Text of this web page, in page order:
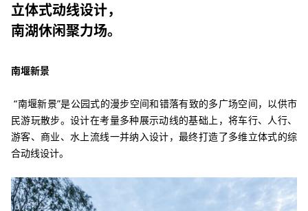
立体式动线设计，
南湖休闲聚力场。
南堰新景
“南堰新景”是公园式的漫步空间和错落有致的多广场空间，以供市
民游玩散步。设计在考量多种展示动线的基础上，将车行、人行、
游客、商业、水上流线一并纳入设计，最终打造了多维立体式的综
合动线设计。